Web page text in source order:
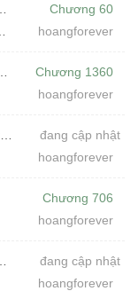
Chương 60
hoangforever
Chương 1360
hoangforever
đang cập nhật
hoangforever
Chương 706
hoangforever
đang cập nhật
hoangforever